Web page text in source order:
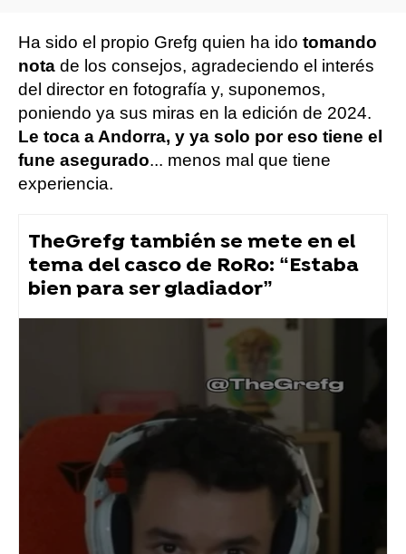
Ha sido el propio Grefg quien ha ido tomando
nota de los consejos, agradeciendo el interés
del director en fotografía y, suponemos,
poniendo ya sus miras en la edición de 2024.
Le toca a Andorra, y ya solo por eso tiene el
fune asegurado... menos mal que tiene
experiencia.
TheGrefg también se mete en el
tema del casco de RoRo: “Estaba
bien para ser gladiador”